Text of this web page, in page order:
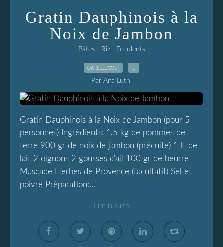
Gratin Dauphinois à la
Noix de Jambon
Pâtes - Riz - Féculents
06.12.2009
Par Ana Luthi
Gratin Dauphinois à la Noix de Jambon (pour 5
personnes) Ingrédients: 1,5 kg de pommes de
terre 900 gr de noix de jambon (précuite) 1 lt de
lait 2 oignons 2 gousses d'ail 100 gr de beurre
Muscade Herbes de Provence (facultatif) Sel et
poivre Préparation:...
Lire la suite